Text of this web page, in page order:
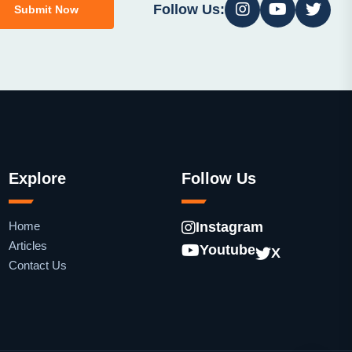
Submit Now Follow Us:
Explore
Home
Articles
Contact Us
Follow Us
Instagram
Youtube
X